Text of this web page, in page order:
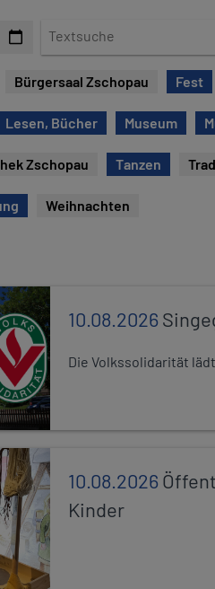
t
s
u
h
Bürgersaal Zschopau Fest
Lesen, Bücher Museum
Zschopau Tanzen
Weihnachten
10.08.2026
Die Volkssolidarität
10.08.2026
Kinder